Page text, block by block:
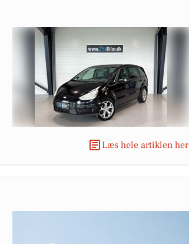
Læs hele artiklen her